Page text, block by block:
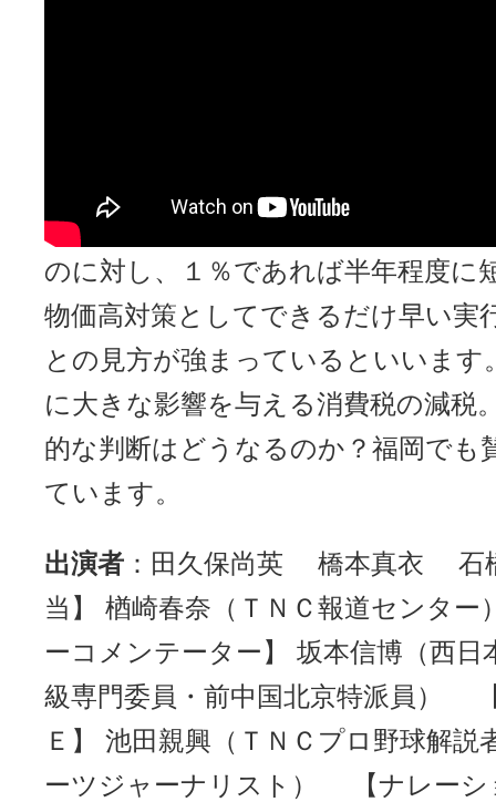
は小売店のレジシステムの改修に最
のに対し、１％であれば半年程度に
物価高対策としてできるだけ早い実
との見方が強まっているといいます
に大きな影響を与える消費税の減税
的な判断はどうなるのか？福岡でも
ています。
出演者 ：田久保尚英 橋本真衣 石
当】 楢崎春奈（ＴＮＣ報道セン
ーコメンテーター】 坂本信博（西日
級専門委員・前中国北京特派員）
Ｅ】 池田親興（ＴＮＣプロ野球解
ーツジャーナリスト） 【ナレーシ